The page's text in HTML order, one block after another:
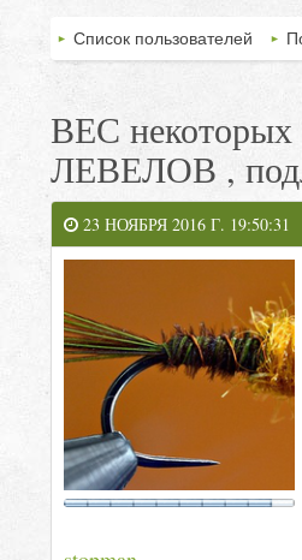
Список пользователей
ВЕС
ЛЕВЕЛОВ ,
23 НОЯБРЯ 2016 Г. 19:50:31